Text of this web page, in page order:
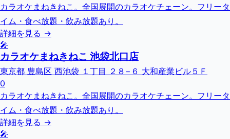
カラオケまねきねこ。全国展開のカラオケチェーン。フリータ
イム・食べ放題・飲み放題あり。
詳細を見る →
🎤
カラオケまねきねこ 池袋北口店
東京都 豊島区 西池袋 １丁目 ２８−６ 大和産業ビル５Ｆ
0
カラオケまねきねこ。全国展開のカラオケチェーン。フリータ
イム・食べ放題・飲み放題あり。
詳細を見る →
🎤